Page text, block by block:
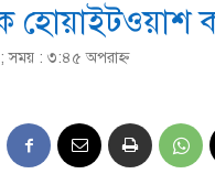
সময় : ৩:৪৫ অপরাহ্ণ